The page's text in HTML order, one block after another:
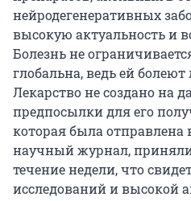
нейродегенеративных
высокую актуальность и
Болезнь не
глобальна, ведь ей
Лекарство не создано на
предпосылки для его
которая была отправлена
научный журнал,
течение недели, что
исследований и высокой